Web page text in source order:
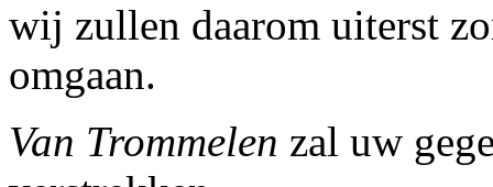
wij zullen daarom uiterst
omgaan.
Van Trommelen zal uw